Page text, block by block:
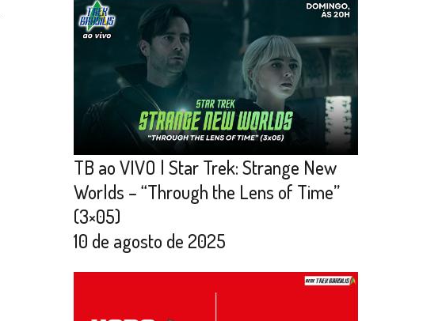
TB ao VIVO | Star Trek: Strange New
Worlds – “Through the Lens of Time”
(3×05)
10 de agosto de 2025